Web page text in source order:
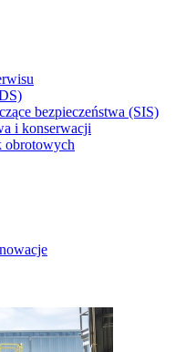
bezpieczeństwa (SIS)
i konserwacji
obrotowych